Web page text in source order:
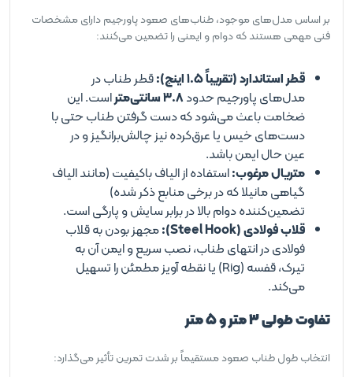
بر اساس مدل‌های موجود، طناب‌های صعود پاورجیم دارای مشخصات
فنی مهمی هستند که دوام و ایمنی را تضمین می‌کنند:
قطر استاندارد (تقریباً ۱.۵ اینچ):
قطر طناب در
مدل‌های پاورجیم حدود۳.۸ سانتی‌متر
است. این
ضخامت باعث می‌شود که دست گرفتن طناب حتی با
دست‌های خیس یا عرق‌کرده نیز چالش‌برانگیز و در
عین حال ایمن باشد.
متریال مرغوب:استفاده از الیاف باکیفیت (مانند الیاف
گیاهی مانیلا که در برخی منابع ذکر شده)
تضمین‌کننده دوام بالا در برابر سایش و پارگی است.
قلاب فولادی (Steel Hook):
مجهز بودن به قلاب
فولادی در انتهای طناب، نصب سریع و ایمن آن به
تیرک، قفسه (Rig) یا نقطه آویز مطمئن را تسهیل
می‌کند.
تفاوت طولی ۳ متر و ۵ متر
انتخاب طول طناب صعود مستقیماً بر شدت تمرین تأثیر می‌گذارد: